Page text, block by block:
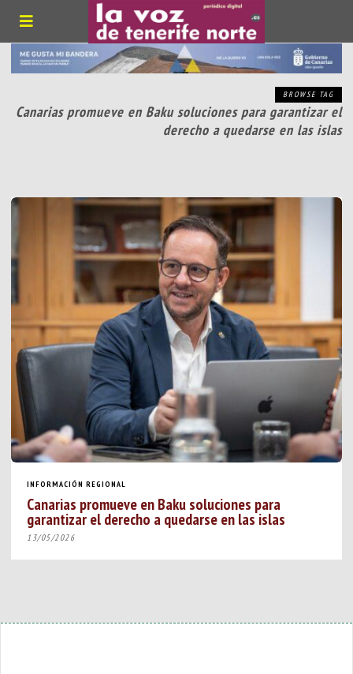
BROWSE TAG
Canarias promueve en Baku soluciones para garantizar el
derecho a quedarse en las islas
INFORMACIÓN REGIONAL
Canarias promueve en Baku soluciones para
garantizar el derecho a quedarse en las islas
13/05/2026